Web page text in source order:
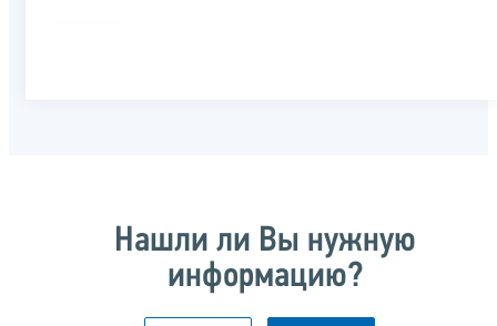
Нашли ли Вы нужную
информацию?